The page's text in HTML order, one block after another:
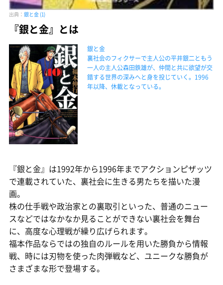
出典： 銀と金 (1)
『銀と金』とは
銀と金
裏社会のフィクサーで主人公の平井銀二ともう
一人の主人公森田鉄雄が、仲間と共に欲望が交
錯する世界の深みへと身を投じていく。1996
年以降、休載となっている。
『銀と金』は1992年から1996年までアクションピザッツ
で連載されていた、裏社会に生きる男たちを描いた漫
画。
株の仕手戦や政治家との裏取引といった、普通のニュー
スなどではなかなか見ることができない裏社会を舞台
に、高度な心理戦が繰り広げられます。
福本作品ならではの独自のルールを用いた勝負から情報
戦、時には刃物を使った肉弾戦など、ユニークな勝負が
さまざまな形で登場する。